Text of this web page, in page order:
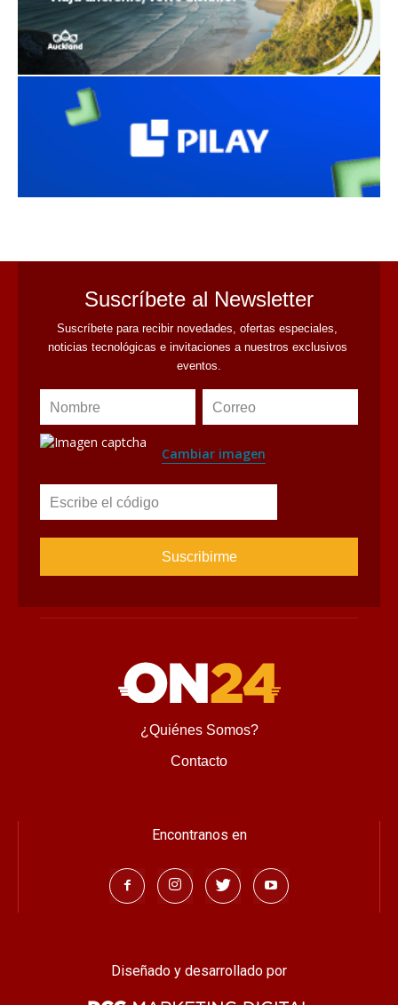
Suscríbete al Newsletter
Suscríbete para recibir novedades, ofertas especiales,
noticias tecnológicas e invitaciones a nuestros exclusivos
eventos.
Nombre Correo
Cambiar imagen
Escribe el código
¿Quiénes Somos?
Contacto
Encontranos en
Diseñado y desarrollado por